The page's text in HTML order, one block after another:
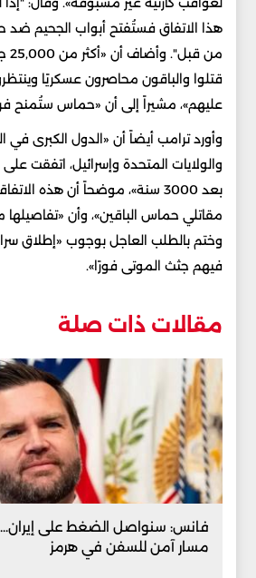
هذا الاتفاق فستُفتح أبواب الجحيم ضد
قتلوا والباقون محاصرون عسكريًا
عليهم»، مشيراً إلى أن «حماس ستُمنح
وأورد ترامب أيضاً أن «الدول الكبرى في
والولايات المتحدة وإسرائيل، اتفقت على
بعد 3000 سنة»، موضحاً أن هذه
مقاتلي حماس الباقين»، وأن «تفاصيلها
وختم بالطلب العاجل بوجوب «إطلاق
فيهم جثث الموتى فورًا».
مقالات ذات صلة
فانس: سنواصل الضغط على
مسار آمن للسفن في هرمز